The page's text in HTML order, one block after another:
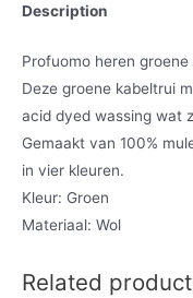
Description
Profuomo heren
Deze groene kabeltrui
acid dyed wassing wat
Gemaakt van 100%
in vier kleuren.
Kleur: Groen
Materiaal: Wol
Related